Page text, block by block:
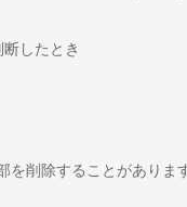
したとき
削除することがありま